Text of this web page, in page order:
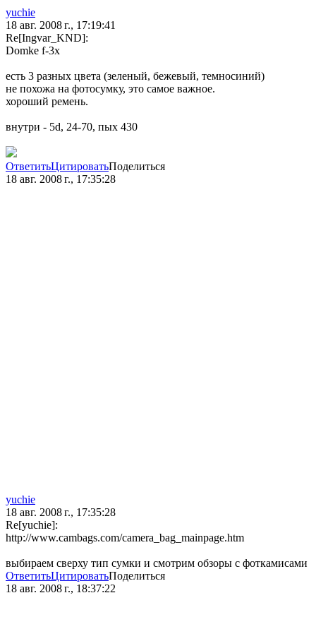
yuchie
18 авг. 2008 г., 17:19:41
Re[Ingvar_KND]:
Domke f-3x
есть 3 разных цвета (зеленый, бежевый, темносиний)
не похожа на фотосумку, это самое важное.
хороший ремень.
внутри - 5d, 24-70, пых 430
ОтветитьЦитироватьПоделиться
18 авг. 2008 г., 17:35:28
yuchie
18 авг. 2008 г., 17:35:28
Re[yuchie]:
http://www.cambags.com/camera_bag_mainpage.htm
выбираем сверху тип сумки и смотрим обзоры с фоткамисами
ОтветитьЦитироватьПоделиться
18 авг. 2008 г., 18:37:22